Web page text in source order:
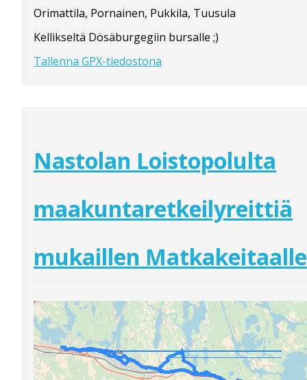
Orimattila, Pornainen, Pukkila, Tuusula
Kellikseltä Dösäburgegiin bursalle ;)
Tallenna GPX-tiedostona
Nastolan Loistopolulta
maakuntaretkeilyreittiä
mukaillen Matkakeitaalle